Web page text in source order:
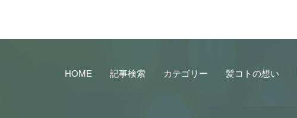
HOME 記事検索 カテゴリー 髪コトの想い